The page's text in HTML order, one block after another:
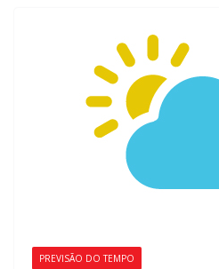
PREVISÃO DO TEMPO